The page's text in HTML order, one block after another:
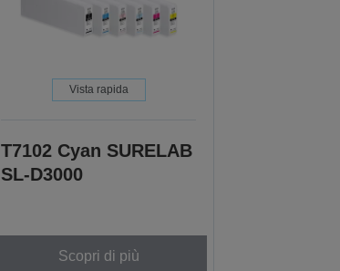
Vista rapida
T7102 Cyan SURELAB
SL-D3000
Scopri di più